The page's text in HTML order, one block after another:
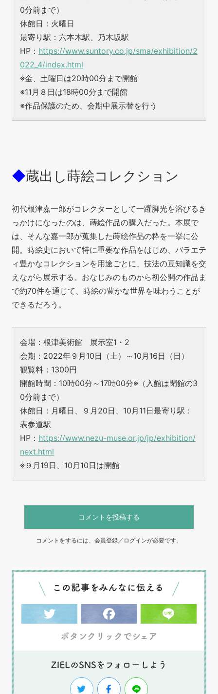
0分前まで）
休館日：火曜日
最寄り駅：六本木駅、乃木坂駅
HP： https://www.suntory.co.jp/sma/exhibition/2
022_4/index.html
※金、土曜日は20時00分まで開館
※11月８日は18時00分まで開館
※作品保護のため、会期中展示替を行う
◆蔵出し蒔絵コレクション
初代根津嘉一郎がコレクターとして一躍脚光を浴びるき
っかけになったのは、蒔絵作品の購入だった。本展で
は、そんな嘉一郎が蒐集した蒔絵作品の粋を一挙に公
開。蒔絵史において特に重要な作品をはじめ、バラエテ
ィ豊かなコレクションを用途ごとに、技法の豆知識を交
えながら展示する。おなじみのものから初公開の作品ま
で約70件を通じて、蒔絵の豊かな世界を味わうことが
できるだろう。
会場：根津美術館 展示室1・2
会期：2022年９月10日（土）～10月16日（日）
観覧料：1300円
開館時間：10時00分～17時00分※（入館は閉館の3
0分前まで）
休館日：月曜日、９月20日、10月11日最寄り駅：
表参道駅
HP： https://www.nezu-muse.or.jp/jp/exhibition/
next.html
※９月19日、10月10日は開館
コメントを投稿する
コメントをするには、会員登録／ログインが必要です。